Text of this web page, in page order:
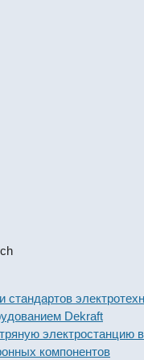
Dekraft
электростанцию
компонентов